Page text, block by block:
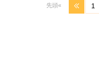
先頭« 1